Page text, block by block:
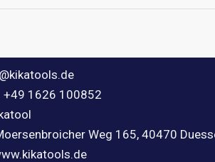
+49 1626 100852
Weg 165, 40470